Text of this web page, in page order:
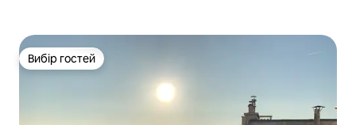
Вибір гостей
Вибір гостей